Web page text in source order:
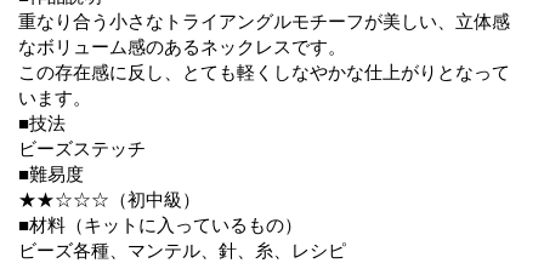
重なり合う小さなトライアングルモチーフが美しい、立体感
なボリューム感のあるネックレスです。
この存在感に反し、とても軽くしなやかな仕上がりとなって
います。
■技法
ビーズステッチ
■難易度
★★☆☆☆（初中級）
■材料（キットに入っているもの）
ビーズ各種、マンテル、針、糸、レシピ